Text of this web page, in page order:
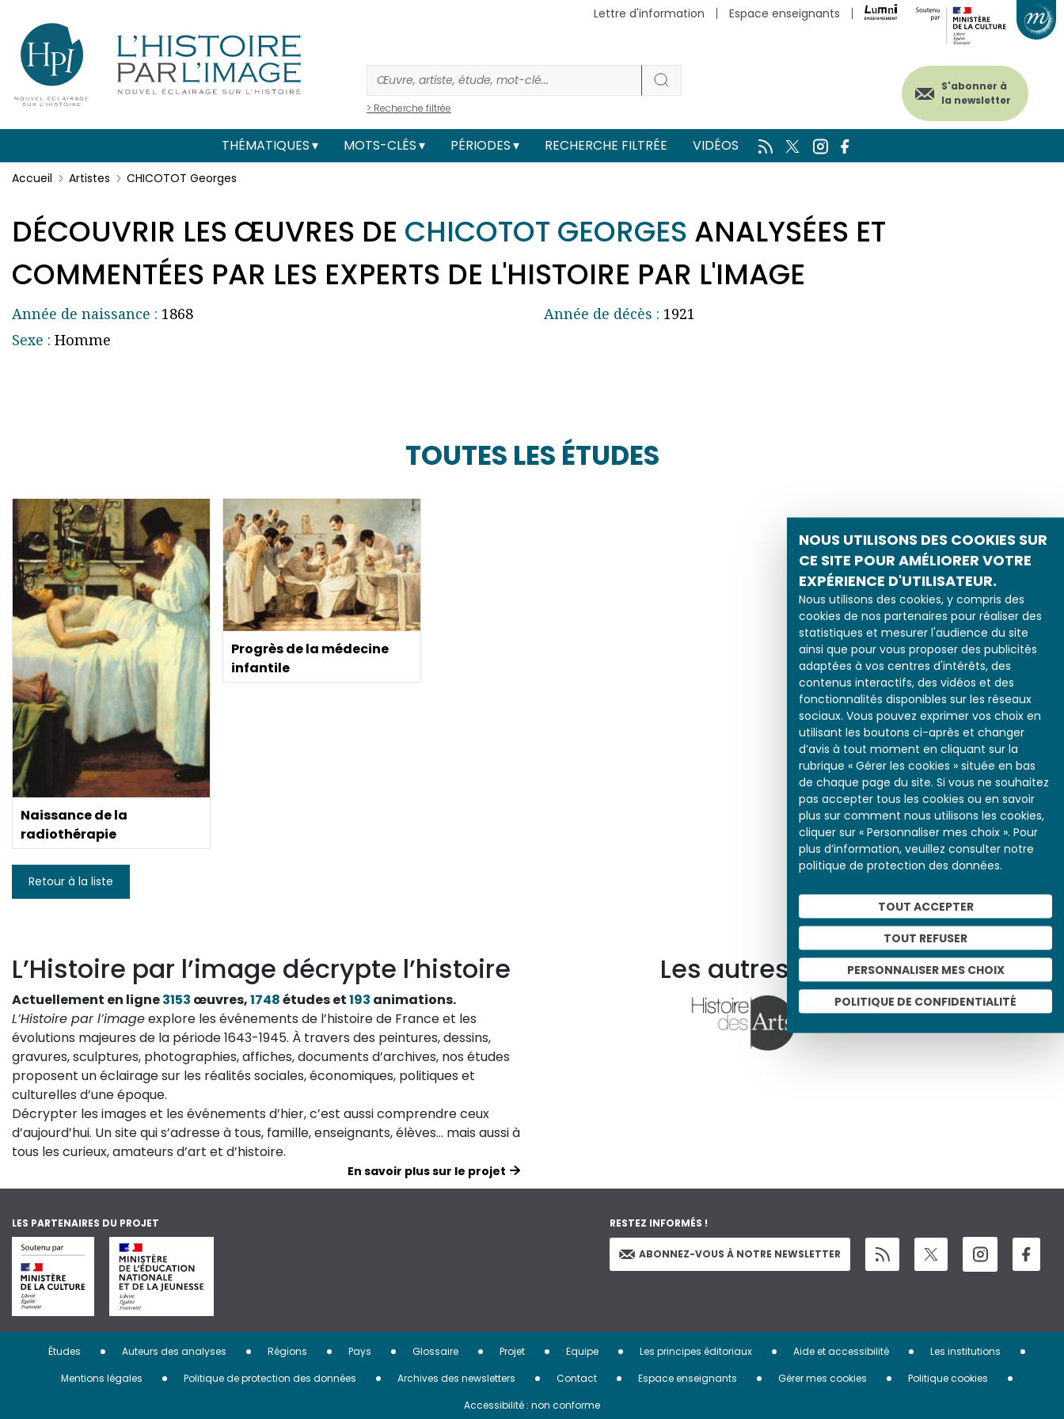
NOUS UTILISONS DES COOKIES SUR
CE SITE POUR AMÉLIORER VOTRE
EXPÉRIENCE D'UTILISATEUR.
Nous utilisons des cookies, y compris des
cookies de nos partenaires pour réaliser des
statistiques et mesurer l'audience du site
ainsi que pour vous proposer des publicités
adaptées à vos centres d'intérêts, des
contenus interactifs, des vidéos et des
fonctionnalités disponibles sur les réseaux
sociaux. Vous pouvez exprimer vos choix en
utilisant les boutons ci-après et changer
d’avis à tout moment en cliquant sur la
rubrique « Gérer les cookies » située en bas
de chaque page du site. Si vous ne souhaitez
pas accepter tous les cookies ou en savoir
plus sur comment nous utilisons les cookies,
cliquer sur « Personnaliser mes choix ». Pour
plus d’information, veuillez consulter notre
politique de protection des données.
TOUT ACCEPTER
TOUT REFUSER
PERSONNALISER MES CHOIX
POLITIQUE DE CONFIDENTIALITÉ
> Recherche filtrée
Menu
secondaire
(header)
Lettre d'information Espace enseignants
S'abonner à
la newsletter
Main
navigation
THÉMATIQUES MOTS-CLÉS PÉRIODES RECHERCHE FILTRÉE VIDÉOS
Accueil Artistes CHICOTOT Georges
DÉCOUVRIR LES ŒUVRES DE CHICOTOT GEORGES ANALYSÉES ET
COMMENTÉES PAR LES EXPERTS DE L'HISTOIRE PAR L'IMAGE
Année de naissance : 1868
Sexe : Homme
Année de décès : 1921
TOUTES LES ÉTUDES
Naissance de la
radiothérapie
Progrès de la médecine
infantile
Retour à la liste
L’Histoire par l’image décrypte l’histoire
Actuellement en ligne3153 œuvres,1748études et193 animations.
L’Histoire par l’imageexplore les événements de l’histoire de France et les
évolutions majeures de la période 1643-1945. À travers des peintures, dessins,
gravures, sculptures, photographies, affiches, documents d’archives, nos études
proposent un éclairage sur les réalités sociales, économiques, politiques et
culturelles d’une époque.
Décrypter les images et les événements d’hier, c’est aussi comprendre ceux
d’aujourd’hui. Un site qui s’adresse à tous, famille, enseignants, élèves… mais aussi à
tous les curieux, amateurs d’art et d’histoire.
En savoir plus sur le projet
Les autres ressources
LES PARTENAIRES DU PROJET RESTEZ INFORMÉS !
ABONNEZ-VOUS À NOTRE NEWSLETTER
Menu
Pied
Études Auteurs des analyses Régions Pays Glossaire Projet Equipe Les principes éditoriaux Aide et accessibilité
Les institutions
Mentions légales
Politique de protection des données Archives des newsletters Contact Espace enseignants Gérer mes cookies
Politique cookies
Accessibilité : non conforme